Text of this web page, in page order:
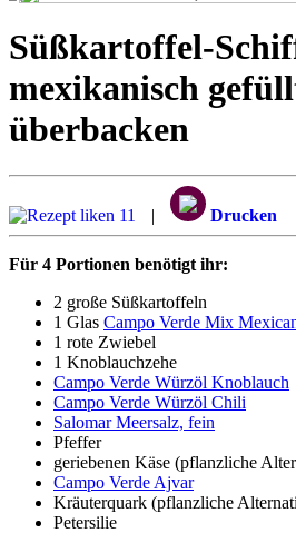
Süßkartoffel-
mexikanisch
überbacken
11 | Drucken
Für 4 Portionen benötigt ihr:
2 große Süßkartoffeln
1 Glas Campo Verde Mix
1 rote Zwiebel
1 Knoblauchzehe
Campo Verde Würzöl Knoblauch
Campo Verde Würzöl Chili
Salomar Meersalz, fein
Pfeffer
geriebenen Käse (pflanzliche
Campo Verde Ajvar
Kräuterquark (pflanzliche
Petersilie